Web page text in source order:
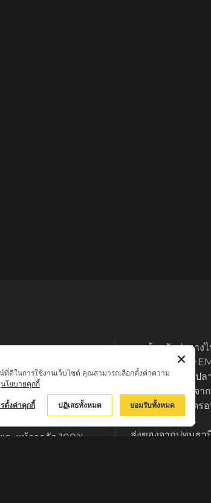
ง ของขลัง
วัตถุมงคล พระใหม่
ะแท้จากวัด 100%
ทางร้านจัดส่งทาง
บาท (พระบูชา
มีบริการเก็บเงินป
ธรรมเนียม 3% จ
ส่งของทุกวัน ตัดร
ของมีมาตรฐาน
ส่งของจากปทุมธา
ที่ดีในการใช้งานเว็บไซต์ คุณสามารถเลือกตั้งค่าความ
นโยบายคุกกี้
ปฏิเสธทั้งหมด ยอมรับทั้งหมด
ตั้งค่าคุกกี้